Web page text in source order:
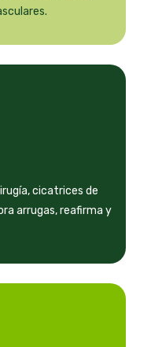
cicatrices de
arrugas, reafirma y